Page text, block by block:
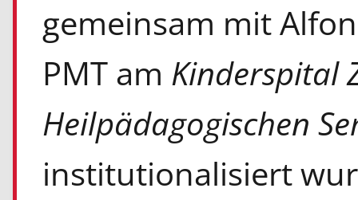
gemeinsam mit
PMT am Kinderspital
Heilpädagogischen
institutionalisiert